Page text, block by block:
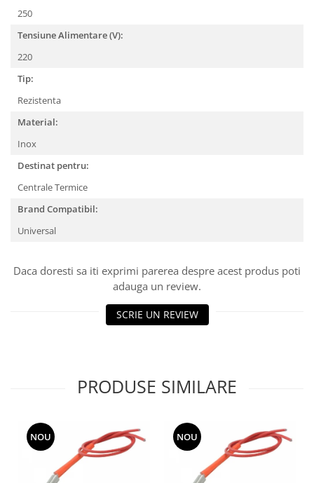
250
Tensiune Alimentare (V):
220
Tip:
Rezistenta
Material:
Inox
Destinat pentru:
Centrale Termice
Brand Compatibil:
Universal
Daca doresti sa iti exprimi parerea despre acest produs poti
adauga un review.
SCRIE UN REVIEW
PRODUSE SIMILARE
NOU NOU